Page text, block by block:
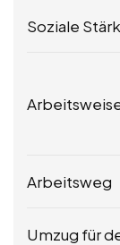
Soziale
Arbeitsweg
Umzug für